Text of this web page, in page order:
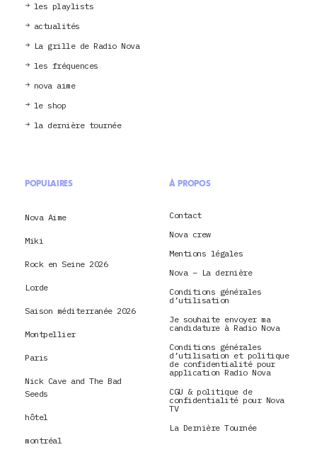
les playlists
actualités
La grille de Radio Nova
les fréquences
nova aime
le shop
la dernière tournée
POPULAIRES
Nova Aime
Miki
Rock en Seine 2026
Lorde
Saison méditerranée 2026
Montpellier
Paris
Nick Cave and The Bad
Seeds
hôtel
montréal
À PROPOS
Contact
Nova crew
Mentions légales
Nova – La dernière
Conditions générales
d’utilisation
Je souhaite envoyer ma
candidature à Radio Nova
Conditions générales
d’utilisation et politique
de confidentialité pour
application Radio Nova
CGU & politique de
confidentialité pour Nova
TV
La Dernière Tournée